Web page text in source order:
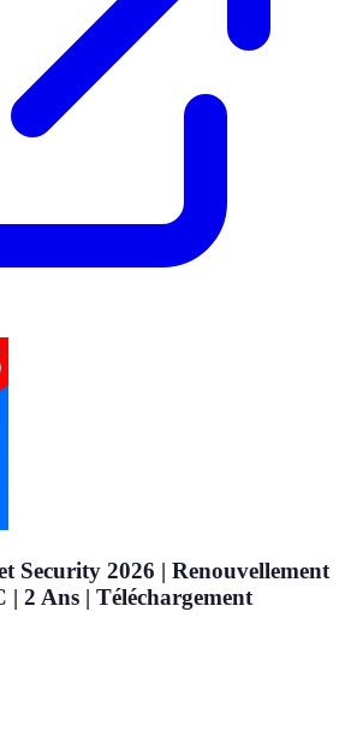
Security 2026 | Renouvellement
| 2 Ans | Téléchargement